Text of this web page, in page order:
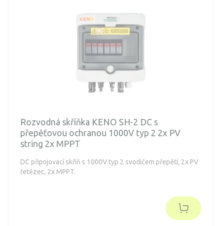
Rozvodná skříňka KENO SH-2 DC s
přepěťovou ochranou 1000V typ 2 2x PV
string 2x MPPT
DC připojovací skříň s 1000V typ 2 svodičem přepětí, 2x PV
řetězec, 2x MPPT.